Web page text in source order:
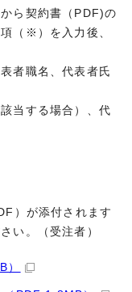
ら契約書（PDF)の
（※）を入力後、
者職名、代表者氏
当する場合）、代
）が添付されます
い。（受注者）
）